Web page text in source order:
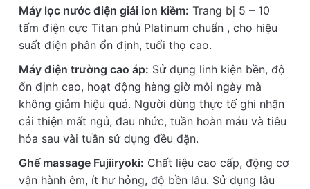
Máy lọc nước điện giải ion kiềm: Trang bị 5 – 10
tấm điện cực Titan phủ Platinum chuẩn , cho hiệu
suất điện phân ổn định, tuổi thọ cao.
Máy điện trường cao áp: Sử dụng linh kiện bền, độ
ổn định cao, hoạt động hàng giờ mỗi ngày mà
không giảm hiệu quả. Người dùng thực tế ghi nhận
cải thiện mất ngủ, đau nhức, tuần hoàn máu và tiêu
hóa sau vài tuần sử dụng đều đặn.
Ghế massage Fujiiryoki: Chất liệu cao cấp, động cơ
vận hành êm, ít hư hỏng, độ bền lâu. Sử dụng lâu